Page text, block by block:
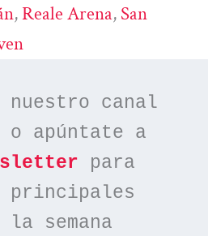
, Reale Arena, San
nuestro canal
o apúntate a
para
semana